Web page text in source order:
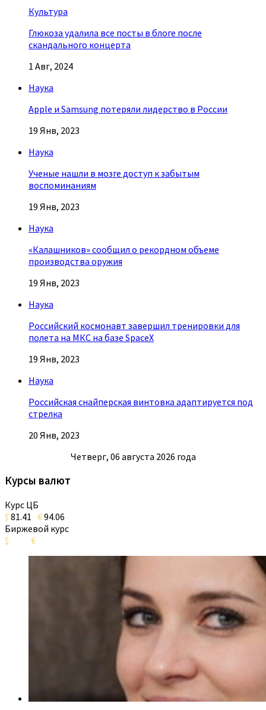
Культура
Глюкоза удалила все посты в блоге после
скандального концерта
1 Авг, 2024
Наука
Apple и Samsung потеряли лидерство в России
19 Янв, 2023
Наука
Ученые нашли в мозге доступ к забытым
воспоминаниям
19 Янв, 2023
Наука
«Калашников» сообщил о рекордном объеме
производства оружия
19 Янв, 2023
Наука
Российский космонавт завершил тренировки для
полета на МКС на базе SpaceX
19 Янв, 2023
Наука
Российская снайперская винтовка адаптируется под
стрелка
20 Янв, 2023
Четверг, 06 августа 2026 года
Курсы валют
Курс ЦБ
$ 81.41 €94.06
Биржевой курс
$
€